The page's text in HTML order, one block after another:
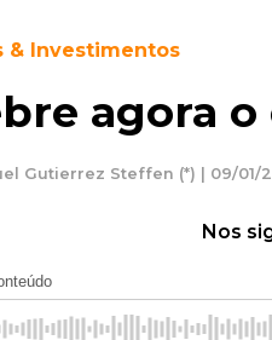
& Investimentos
agora
Gutierrez Steffen (*) | 09/01/
Nos